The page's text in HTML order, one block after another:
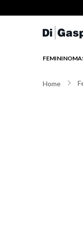
FEMININO